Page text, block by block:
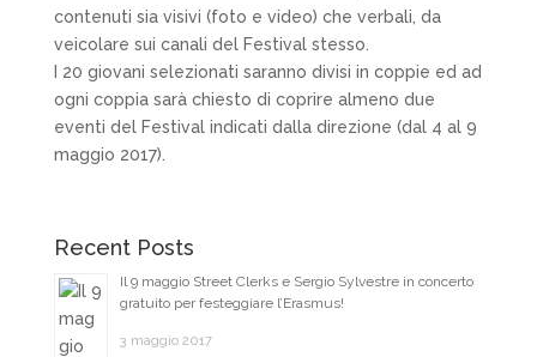
contenuti sia visivi (foto e video) che verbali, da
veicolare sui canali del Festival stesso.
I 20 giovani selezionati saranno divisi in coppie ed ad
ogni coppia sarà chiesto di coprire almeno due
eventi del Festival indicati dalla direzione (dal 4 al 9
maggio 2017).
Recent Posts
Il 9 maggio Street Clerks e Sergio Sylvestre in concerto
gratuito per festeggiare l’Erasmus!
3 maggio 2017